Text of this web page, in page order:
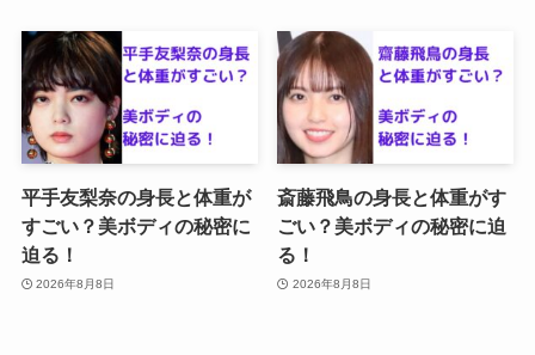
平手友梨奈の身長と体重が
すごい？美ボディの秘密に
迫る！
2026年8月8日
斎藤飛鳥の身長と体重がす
ごい？美ボディの秘密に迫
る！
2026年8月8日